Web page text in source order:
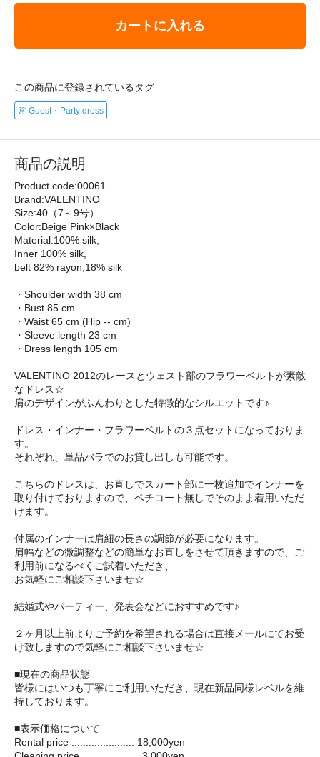
カートに入れる
この商品に登録されているタグ
👗 Guest・Party dress
商品の説明
Product code:00061
Brand:VALENTINO
Size:40（7～9号）
Color:Beige Pink×Black
Material:100% silk,
Inner 100% silk,
belt 82% rayon,18% silk
・Shoulder width 38 cm
・Bust 85 cm
・Waist 65 cm (Hip -- cm)
・Sleeve length 23 cm
・Dress length 105 cm
VALENTINO 2012のレースとウェスト部のフラワーベルトが素敵
なドレス☆
肩のデザインがふんわりとした特徴的なシルエットです♪
ドレス・インナー・フラワーベルトの３点セットになっておりま
す。
それぞれ、単品バラでのお貸し出しも可能です。
こちらのドレスは、お直しでスカート部に一枚追加でインナーを
取り付けておりますので、ペチコート無しでそのまま着用いただ
けます。
付属のインナーは肩紐の長さの調節が必要になります。
肩幅などの微調整などの簡単なお直しをさせて頂きますので、ご
利用前になるべくご試着いただき、
お気軽にご相談下さいませ☆
結婚式やパーティー、発表会などにおすすめです♪
２ヶ月以上前よりご予約を希望される場合は直接メールにてお受
け致しますので気軽にご相談下さいませ☆
■現在の商品状態
皆様にはいつも丁寧にご利用いただき、現在新品同様レベルを維
持しております。
■表示価格について
Rental price ...................... 18,000yen